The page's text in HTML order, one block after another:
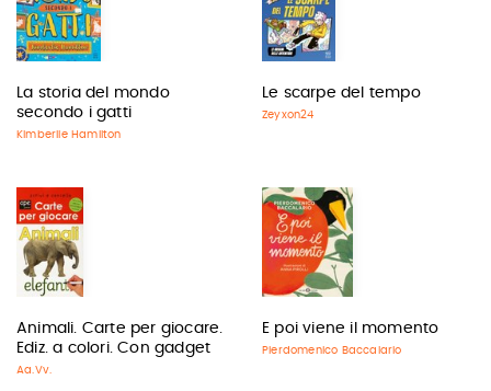
La storia del mondo
secondo i gatti
Kimberlie Hamilton
Le scarpe del tempo
Zeyxon24
Animali. Carte per giocare.
Ediz. a colori. Con gadget
Aa.Vv.
E poi viene il momento
Pierdomenico Baccalario